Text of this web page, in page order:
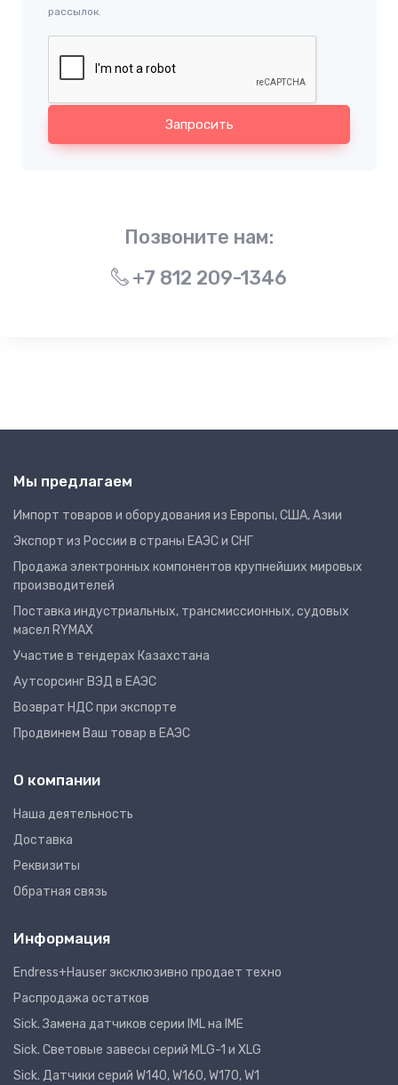
рассылок.
Запросить
Позвоните нам:
+7 812 209-1346
Мы предлагаем
Импорт товаров и оборудования из Европы, США, Азии
Экспорт из России в страны ЕАЭС и СНГ
Продажа электронных компонентов крупнейших мировых
производителей
Поставка индустриальных, трансмиссионных, судовых
масел RYMAX
Участие в тендерах Казахстана
Аутсорсинг ВЭД в ЕАЭС
Возврат НДС при экспорте
Продвинем Ваш товар в ЕАЭС
О компании
Наша деятельность
Доставка
Реквизиты
Обратная связь
Информация
Endress+Hauser эксклюзивно продает техно
Распродажа остатков
Sick. Замена датчиков серии IML на IME
Sick. Световые завесы серий MLG-1 и XLG
Sick. Датчики серий W140, W160, W170, W1